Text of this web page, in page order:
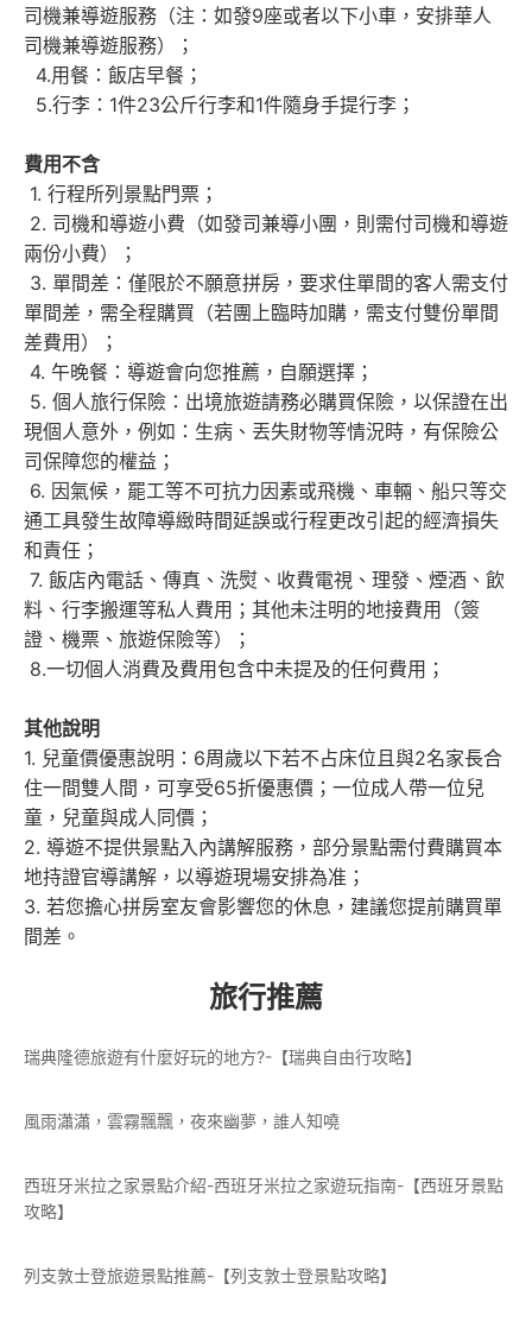
司機兼導遊服務（注：如發9座或者以下小車，安排華人
司機兼導遊服務）；
4.用餐：飯店早餐；
5.行李：1件23公斤行李和1件隨身手提行李；
費用不含
1. 行程所列景點門票；
2. 司機和導遊小費（如發司兼導小團，則需付司機和導遊
兩份小費）；
3. 單間差：僅限於不願意拼房，要求住單間的客人需支付
單間差，需全程購買（若團上臨時加購，需支付雙份單間
差費用）；
4. 午晚餐：導遊會向您推薦，自願選擇；
5. 個人旅行保險：出境旅遊請務必購買保險，以保證在出
現個人意外，例如：生病、丟失財物等情況時，有保險公
司保障您的權益；
6. 因氣候，罷工等不可抗力因素或飛機、車輛、船只等交
通工具發生故障導緻時間延誤或行程更改引起的經濟損失
和責任；
7. 飯店內電話、傳真、洗熨、收費電視、理發、煙酒、飲
料、行李搬運等私人費用；其他未注明的地接費用（簽
證、機票、旅遊保險等）；
8.一切個人消費及費用包含中未提及的任何費用；
其他說明
1. 兒童價優惠說明：6周歲以下若不占床位且與2名家長合
住一間雙人間，可享受65折優惠價；一位成人帶一位兒
童，兒童與成人同價；
2. 導遊不提供景點入內講解服務，部分景點需付費購買本
地持證官導講解，以導遊現場安排為准；
3. 若您擔心拼房室友會影響您的休息，建議您提前購買單
間差。
旅行推薦
瑞典隆德旅遊有什麼好玩的地方?-【瑞典自由行攻略】
風雨瀟瀟，雲霧飄飄，夜來幽夢，誰人知嘵
西班牙米拉之家景點介紹-西班牙米拉之家遊玩指南-【西班牙景點
攻略】
列支敦士登旅遊景點推薦-【列支敦士登景點攻略】